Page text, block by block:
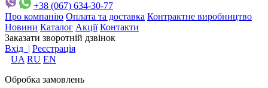
+38 (067) 634-30-77
Про компанію Оплата та доставка Контрактне виробництво
Новини Каталог Акції Контакти
Заказати зворотній дзвінок
Вхід | Реєстрація
UA RU EN
Обробка замовлень